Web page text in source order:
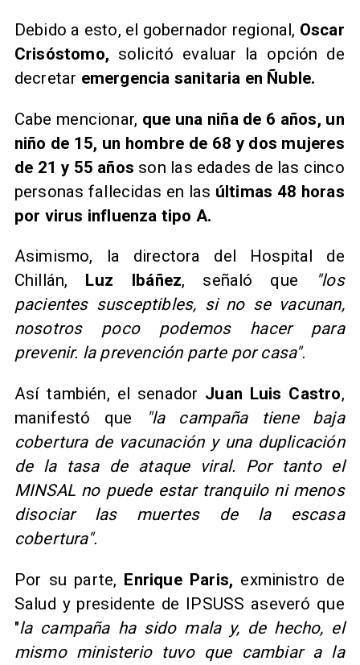
Debido a esto, el gobernador regional, Oscar
Crisóstomo, solicitó evaluar la opción de
decretar emergencia sanitaria en Ñuble.
Cabe mencionar, que una niña de 6 años, un
niño de 15, un hombre de 68 y dos mujeres
de 21 y 55 años son las edades de las cinco
personas fallecidas en las últimas 48 horas
por virus influenza tipo A.
Asimismo, la directora del Hospital de
Chillán,
Luz Ibáñez, señaló que
"los
pacientes susceptibles, si no se vacunan,
nosotros poco podemos hacer para
prevenir. la prevención parte por casa".
Así también, el senador Juan Luis Castro,
manifestó que
"la campaña tiene baja
cobertura de vacunación y una duplicación
de la tasa de ataque viral. Por tanto el
MINSAL no puede estar tranquilo ni menos
disociar las muertes de la escasa
cobertura".
Por su parte, Enrique Paris, exministro de
Salud y presidente de IPSUSS aseveró que
"la campaña ha sido mala y, de hecho, el
mismo ministerio tuvo que cambiar a la